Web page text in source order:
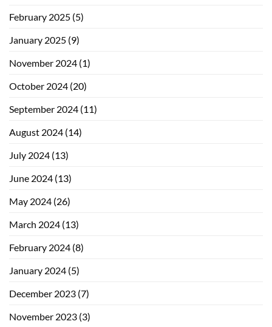
February 2025 (5)
January 2025 (9)
November 2024 (1)
October 2024 (20)
September 2024 (11)
August 2024 (14)
July 2024 (13)
June 2024 (13)
May 2024 (26)
March 2024 (13)
February 2024 (8)
January 2024 (5)
December 2023 (7)
November 2023 (3)